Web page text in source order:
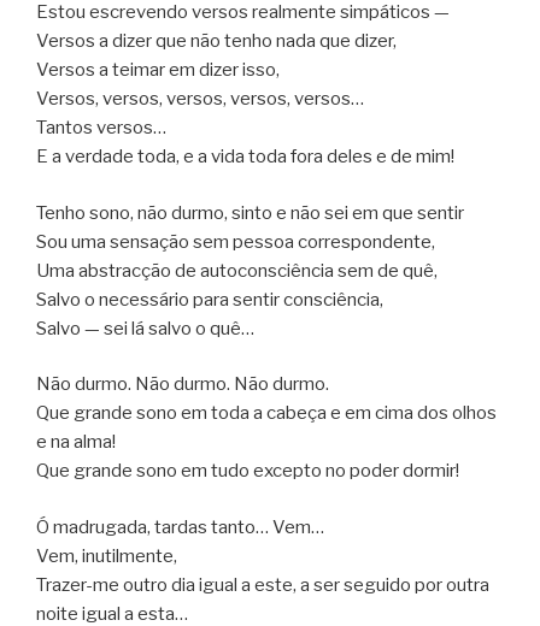
Estou escrevendo versos realmente simpáticos —
Versos a dizer que não tenho nada que dizer,
Versos a teimar em dizer isso,
Versos, versos, versos, versos, versos…
Tantos versos…
E a verdade toda, e a vida toda fora deles e de mim!
Tenho sono, não durmo, sinto e não sei em que sentir
Sou uma sensação sem pessoa correspondente,
Uma abstracção de autoconsciência sem de quê,
Salvo o necessário para sentir consciência,
Salvo — sei lá salvo o quê…
Não durmo. Não durmo. Não durmo.
Que grande sono em toda a cabeça e em cima dos olhos
e na alma!
Que grande sono em tudo excepto no poder dormir!
Ó madrugada, tardas tanto… Vem…
Vem, inutilmente,
Trazer-me outro dia igual a este, a ser seguido por outra
noite igual a esta…